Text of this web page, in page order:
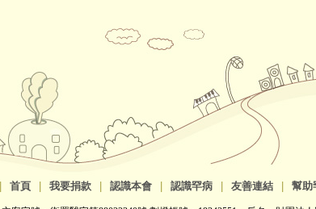
首頁 我要捐款 認識本會 認識罕病 友善連結 幫助